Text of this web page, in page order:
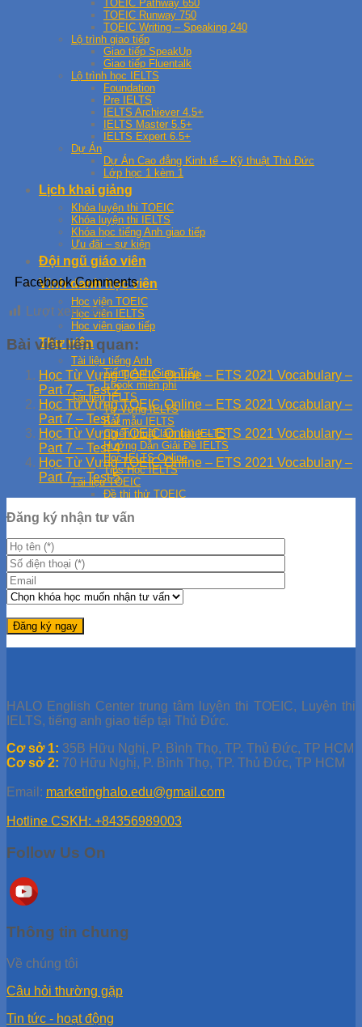
TOEIC Pathway 650
TOEIC Runway 750
TOEIC Writing – Speaking 240
Lộ trình giao tiếp
Giao tiếp SpeakUp
Giao tiếp Fluentalk
Lộ trình học IELTS
Foundation
Pre IELTS
IELTS Archiever 4.5+
IELTS Master 5.5+
IELTS Expert 6.5+
Dự Án
Dự Án Cao đẳng Kinh tế – Kỹ thuật Thủ Đức
Lớp học 1 kèm 1
Lịch khai giảng
Khóa luyện thi TOEIC
Khóa luyện thi IELTS
Khóa học tiếng Anh giao tiếp
Ưu đãi – sự kiện
Đội ngũ giáo viên
Vinh danh học viên
Học viên TOEIC
Học viên IELTS
Học viên giao tiếp
Thư viện
Tài liệu tiếng Anh
Tiếng Anh Giao Tiếp
Ebook miễn phí
Tài liệu IELTS
Từ Vựng IELTS
Bài mẫu IELTS
Chiến thuật làm bài IELTS
Hướng Dẫn Giải Đề IELTS
Học IELTS Online
Tips Học IELTS
Tài liệu TOEIC
Đề thi thử TOEIC
Giải đề ETS 2020
Học TOEIC Online
Facebook Comments
Lượt xem: 357
Bài viết liên quan:
Học Từ Vựng TOEIC Online – ETS 2021 Vocabulary –
Part 7 – Test 2
Học Từ Vựng TOEIC Online – ETS 2021 Vocabulary –
Part 7 – Test 3
Học Từ Vựng TOEIC Online – ETS 2021 Vocabulary –
Part 7 – Test 4
Học Từ Vựng TOEIC Online – ETS 2021 Vocabulary –
Part 7 – Test 5
Đăng ký nhận tư vấn
e
r
n
a
t
i
v
e
:
HALO English Center trung tâm luyện thi TOEIC, Luyện thi
IELTS, tiếng anh giao tiếp tại Thủ Đức.
Cơ sở 1: 35B Hữu Nghị, P. Bình Thọ, TP. Thủ Đức, TP HCM
Cơ sở 2: 70 Hữu Nghị, P. Bình Thọ, TP. Thủ Đức, TP HCM
Email: marketinghalo.edu@gmail.com
Hotline CSKH: +84356989003
Follow Us On
Thông tin chung
Về chúng tôi
Câu hỏi thường gặp
Tin tức - hoạt động